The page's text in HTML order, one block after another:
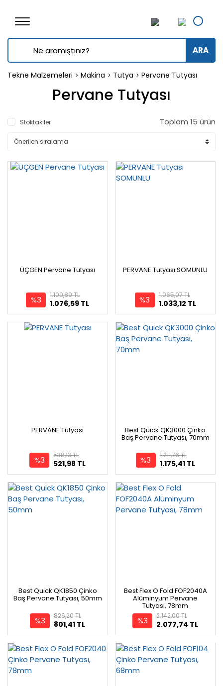
ARA
Tekne Malzemeleri Makina Tutya Pervane Tutyası
Pervane Tutyası
Stoktakiler Toplam 15 ürün
ÜÇGEN Pervane Tutyası
%3 1.076,59 TL
1.109,89 TL
PERVANE Tutyası SOMUNLU
%3 1.033,12 TL
1.065,07 TL
PERVANE Tutyası
%3 521,98 TL
538,13 TL
Best Quick QK3000 Çinko
Baş Pervane Tutyası, 70mm
%3 1.175,41 TL
1.211,76 TL
Best Quick QK1850 Çinko
Baş Pervane Tutyası, 50mm
%3 801,41 TL
826,20 TL
Best Flex O Fold FOF2040A
Alüminyum Pervane
Tutyası, 78mm
%3 2.077,74 TL
2.142,00 TL